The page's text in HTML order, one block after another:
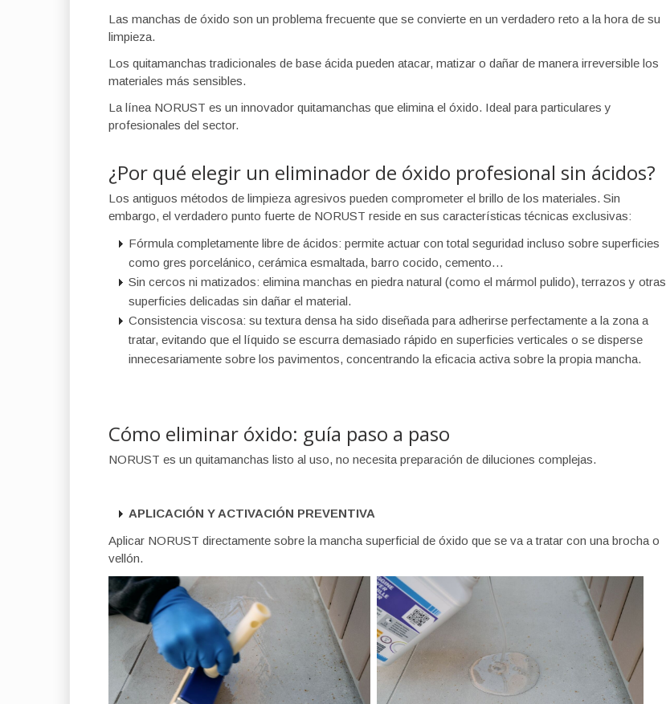
Las manchas de óxido son un problema frecuente que se convierte en un verdadero reto a la hora de su
limpieza.
Los quitamanchas tradicionales de base ácida pueden atacar, matizar o dañar de manera irreversible los
materiales más sensibles.
La línea NORUST es un innovador quitamanchas que elimina el óxido. Ideal para particulares y
profesionales del sector.
¿Por qué elegir un eliminador de óxido profesional sin ácidos?
Los antiguos métodos de limpieza agresivos pueden comprometer el brillo de los materiales. Sin
embargo, el verdadero punto fuerte de NORUST reside en sus características técnicas exclusivas:
Fórmula completamente libre de ácidos: permite actuar con total seguridad incluso sobre superficies
como gres porcelánico, cerámica esmaltada, barro cocido, cemento…
Sin cercos ni matizados: elimina manchas en piedra natural (como el mármol pulido), terrazos y otras
superficies delicadas sin dañar el material.
Consistencia viscosa: su textura densa ha sido diseñada para adherirse perfectamente a la zona a
tratar, evitando que el líquido se escurra demasiado rápido en superficies verticales o se disperse
innecesariamente sobre los pavimentos, concentrando la eficacia activa sobre la propia mancha.
Cómo eliminar óxido: guía paso a paso
NORUST es un quitamanchas listo al uso, no necesita preparación de diluciones complejas.
APLICACIÓN Y ACTIVACIÓN PREVENTIVA
Aplicar NORUST directamente sobre la mancha superficial de óxido que se va a tratar con una brocha o
vellón.